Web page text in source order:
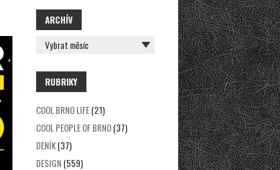
ARCHÍV
ARCHÍV
RUBRIKY
COOL BRNO LIFE(21)
COOL PEOPLE OF BRNO(37)
DENÍK(37)
DESIGN (559)